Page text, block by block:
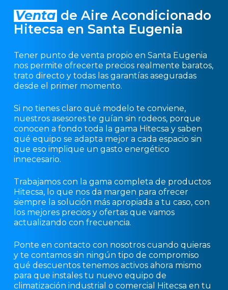
Venta de Aire Acondicionado
Hitecsa en Santa Eugenia
Tener punto de venta propio en Santa Eugenia
nos permite ofrecerte precios realmente baratos,
trato directo y todas las garantías aseguradas
desde el primer momento.
Si no tienes claro qué modelo te conviene,
nuestros asesores te guían sin rodeos, porque
conocen a fondo toda la gama Hitecsa y saben
qué equipo se adapta mejor a cada espacio sin
que eso implique un gasto energético
innecesario.
Trabajamos con la gama completa de productos
Hitecsa, lo que nos da margen para ofrecer
siempre la solución más apropiada a tu caso, con
los mejores precios y ofertas que vamos
actualizando con frecuencia.
Ponte en contacto con nosotros cuando quieras
y te contamos sin ningún tipo de compromiso
qué descuentos tenemos activos ahora mismo
para que instales tu nuevo equipo de
climatización industrial o comercial Hitecsa en tu